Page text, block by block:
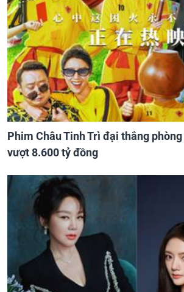
Phim Châu Tinh Trì đại thắng
vượt 8.600 tỷ đồng